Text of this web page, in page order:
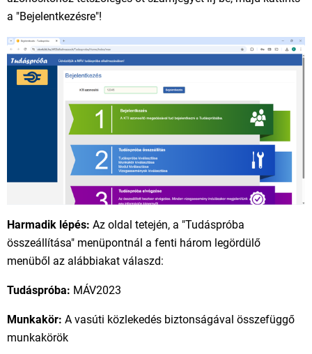
a "Bejelentkezésre"!
Harmadik lépés: Az oldal tetején, a "Tudáspróba
összeállítása" menüpontnál a fenti három legördülő
menüből az alábbiakat válaszd:
Tudáspróba: MÁV2023
Munkakör: A vasúti közlekedés biztonságával összefüggő
munkakörök